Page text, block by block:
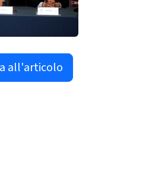
all'articolo